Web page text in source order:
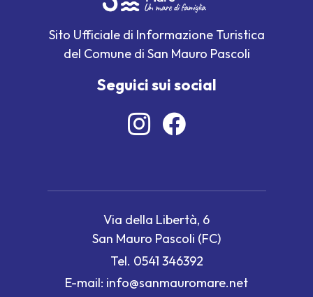
Sito Ufficiale di Informazione Turistica
del Comune di San Mauro Pascoli
Seguici sui social
Via della Libertà, 6
San Mauro Pascoli (FC)
Tel. 0541 346392
E-mail: info@sanmauromare.net